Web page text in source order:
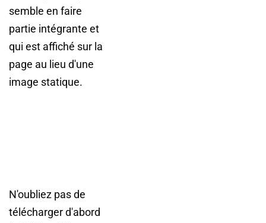
semble en faire
partie intégrante et
qui est affiché sur la
page au lieu d'une
image statique.
N'oubliez pas de
télécharger d'abord